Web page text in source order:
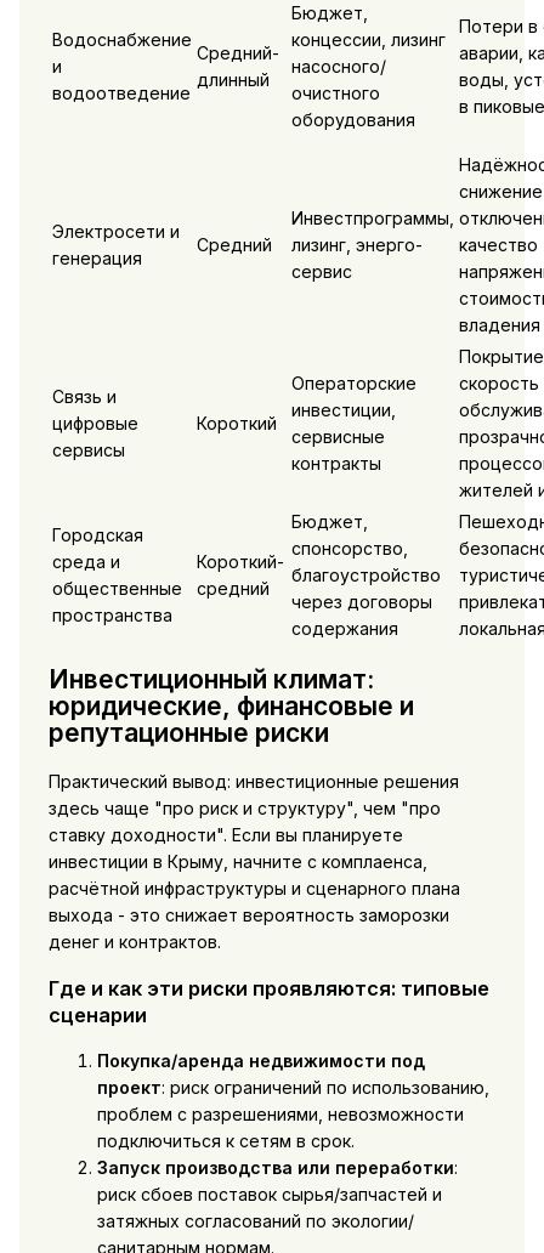
Водоснабжение
и
водоотведение
Средний-
длинный
Бюджет,
концессии, лизинг
насосного/
очистного
оборудования
Потери в
аварии,
воды,
в
Электросети и
генерация
Средний
Инвестпрограммы,
лизинг, энерго-
сервис
снижение
качество
владения
Связь и
цифровые
сервисы
Короткий
Операторские
инвестиции,
сервисные
контракты
скорость
жителей
Городская
среда и
общественные
пространства
Короткий-
средний
Бюджет,
спонсорство,
благоустройство
через договоры
содержания
Инвестиционный климат:
юридические, финансовые и
репутационные риски
Практический вывод: инвестиционные решения
здесь чаще "про риск и структуру", чем "про
ставку доходности". Если вы планируете
инвестиции в Крыму, начните с комплаенса,
расчётной инфраструктуры и сценарного плана
выхода - это снижает вероятность заморозки
денег и контрактов.
Где и как эти риски проявляются: типовые
сценарии
Покупка/аренда недвижимости под
проект: риск ограничений по использованию,
проблем с разрешениями, невозможности
подключиться к сетям в срок.
Запуск производства или переработки:
риск сбоев поставок сырья/запчастей и
затяжных согласований по экологии/
санитарным нормам.